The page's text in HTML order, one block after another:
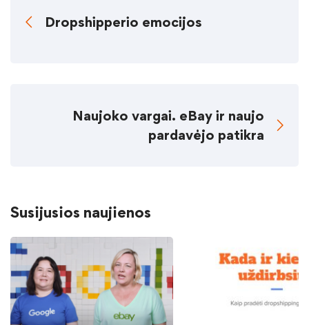
Dropshipperio emocijos
Naujoko vargai. eBay ir naujo
pardavėjo patikra
Susijusios naujienos